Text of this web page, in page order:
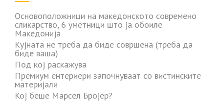
Основоположници на македонското современо
сликарство, 6 уметници што ја обоиле
Македонија
Кујната не треба да биде совршена (треба да
биде ваша)
Под кој раскажува
Премиум ентериери започнуваат со вистинските
материјали
Кој беше Марсел Бројер?